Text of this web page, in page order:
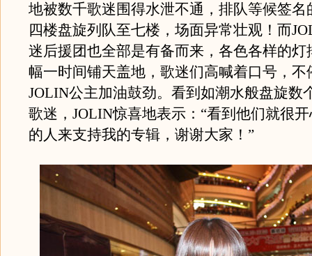
地被数千歌迷围得水泄不通，排队等候签名
四楼盘旋列队至七楼，场面异常壮观！而
迷后援团也全部是有备而来，各色各样的灯
幅一时间铺天盖地，歌迷们高喊着口号，不
JOLIN公主加油鼓劲。看到如潮水般盘旋数
歌迷，JOLIN惊喜地表示：“看到他们就很
的人来支持我的专辑，谢谢大家！”